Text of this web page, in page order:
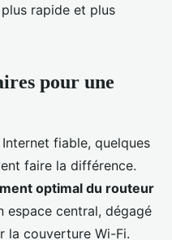
rapide et plus
pour une
fiable, quelques
faire la différence.
optimal du routeur
espace central, dégagé
la couverture Wi-Fi.